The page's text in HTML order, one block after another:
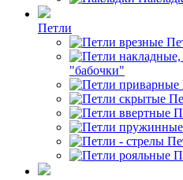
Петли
"бабочки"